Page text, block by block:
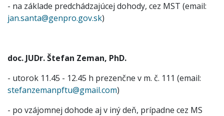
- na základe predchádzajúcej dohody, cez MST (email:
jan.santa@genpro.gov.sk)
doc. JUDr. Štefan Zeman, PhD.
- utorok 11.45 - 12.45 h prezenčne v m. č. 111 (email:
stefanzemanpftu@gmail.com)
- po vzájomnej dohode aj v iný deň, prípadne cez MS